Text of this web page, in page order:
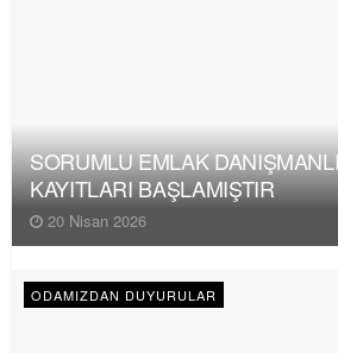
SORUMLU EMLAK
KAYITLARI BAŞLAMIŞTIR
20 Nisan 2026
ODAMIZDAN DUYURULAR